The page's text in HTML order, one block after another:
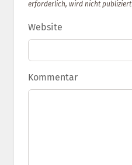
erforderlich, wird nicht publiziert
Website
Kommentar